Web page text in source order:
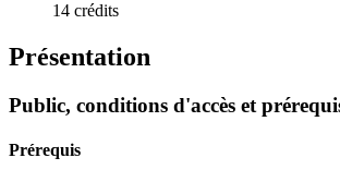
14 crédits
Présentation
Public, conditions d'accès et
Prérequis